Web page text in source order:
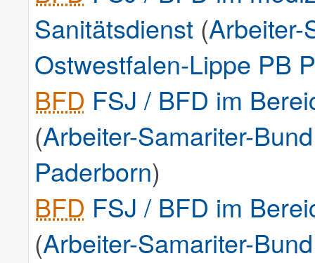
Sanitätsdienst (Arbeiter-
Ostwestfalen-Lippe PB
BFD FSJ / BFD im
(Arbeiter-Samariter-
Paderborn)
BFD FSJ / BFD im
(Arbeiter-Samariter-